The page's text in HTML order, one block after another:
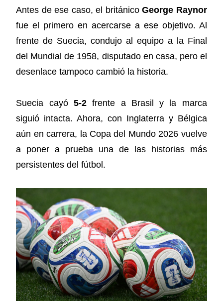
Antes de ese caso, el británicoGeorge Raynor
fue el primero en acercarse a ese objetivo. Al
frente de Suecia, condujo al equipo a la Final
del Mundial de 1958, disputado en casa, pero el
desenlace tampoco cambió la historia.
Suecia cayó 5-2frente a Brasil y la marca
siguió intacta. Ahora, con Inglaterra y Bélgica
aún en carrera, la Copa del Mundo 2026 vuelve
a poner a prueba una de las historias más
persistentes del fútbol.